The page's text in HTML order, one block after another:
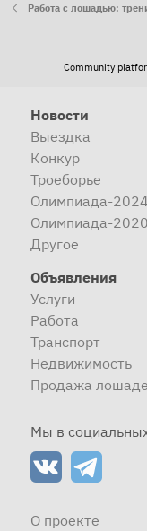
Работа с лошадью:
Community
Новости
Выездка
Конкур
Троеборье
Олимпиада-2024
Олимпиада-2020
Другое
Объявления
Услуги
Работа
Транспорт
Недвижимость
Продажа
Мы в
О проекте